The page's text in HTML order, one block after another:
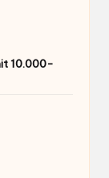
10.000-